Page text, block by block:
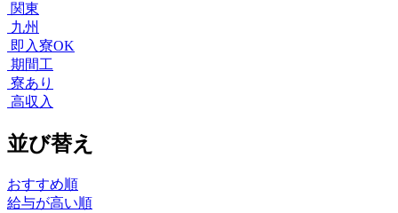
関東
九州
即入寮OK
期間工
寮あり
高収入
並び替え
おすすめ順
給与が高い順